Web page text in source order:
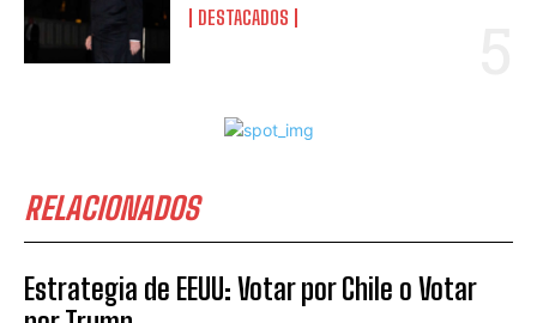
DESTACADOS
RELACIONADOS
Estrategia de EEUU: Votar por Chile o Votar